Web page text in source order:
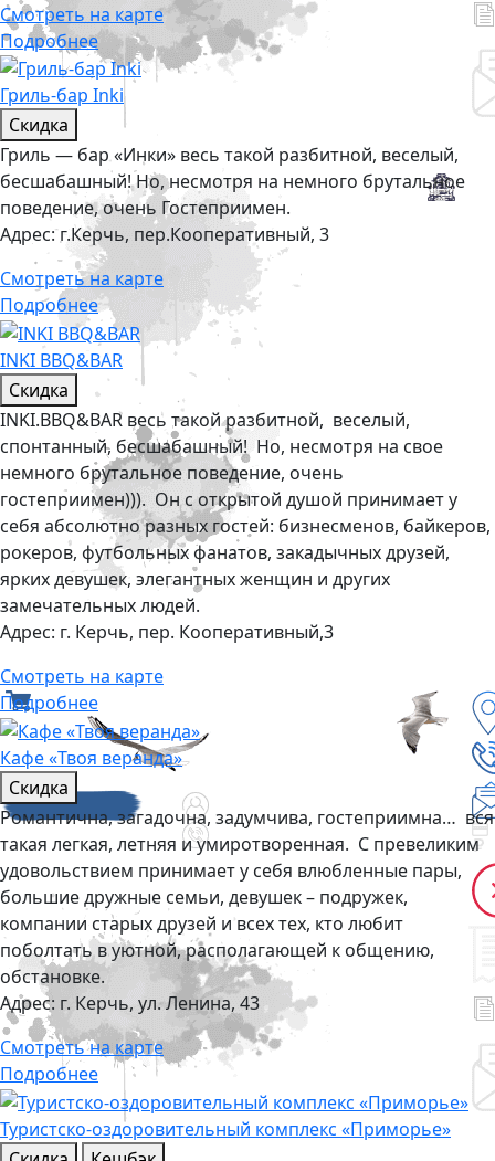
Смотреть на карте
Подробнее
Гриль-бар Inki
Скидка
Гриль — бар «Инки» весь такой разбитной, веселый,
бесшабашный! Но, несмотря на немного брутальное
поведение, очень Гостеприимен.
Адрес:г.Керчь, пер.Кооперативный, 3
Смотреть на карте
Подробнее
INKI BBQ&BAR
Скидка
INKI.BBQ&BAR весь такой разбитной, веселый,
спонтанный, бесшабашный! Но, несмотря на свое
немного брутальное поведение, очень
гостеприимен))). Он с открытой душой принимает у
себя абсолютно разных гостей: бизнесменов, байкеров,
рокеров, футбольных фанатов, закадычных друзей,
ярких девушек, элегантных женщин и других
замечательных людей.
Адрес: г. Керчь, пер. Кооперативный,3
Смотреть на карте
Подробнее
Кафе «Твоя веранда»
Скидка
Романтична, загадочна, задумчива, гостеприимна… вся
такая легкая, летняя и умиротворенная. С превеликим
удовольствием принимает у себя влюбленные пары,
большие дружные семьи, девушек – подружек,
компании старых друзей и всех тех, кто любит
поболтать в уютной, располагающей к общению,
обстановке.
Адрес: г. Керчь, ул. Ленина, 43
Смотреть на карте
Подробнее
Туристско-оздоровительный комплекс «Приморье»